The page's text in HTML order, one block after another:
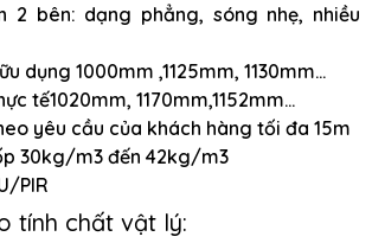
2 bên: dạng phẳng, sóng nhẹ, nhiều
dụng 1000mm ,1125mm, 1130mm…
tế1020mm, 1170mm,1152mm…
yêu cầu của khách hàng tối đa 15m
30kg/m3 đến 42kg/m3
PIR
tính chất vật lý: